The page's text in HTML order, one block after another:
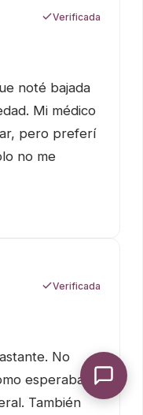
Verificada
noté bajada
Mi médico
pero preferí
no me
Verificada
No
esperaba,
También